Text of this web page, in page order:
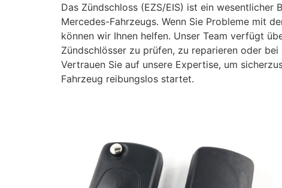
Das Zündschloss (EZS/EIS) ist ein wesentlicher
Mercedes-Fahrzeugs. Wenn Sie Probleme mit
können wir Ihnen helfen. Unser Team verfügt
Zündschlösser zu prüfen, zu reparieren oder bei
Vertrauen Sie auf unsere Expertise, um
Fahrzeug reibungslos startet.